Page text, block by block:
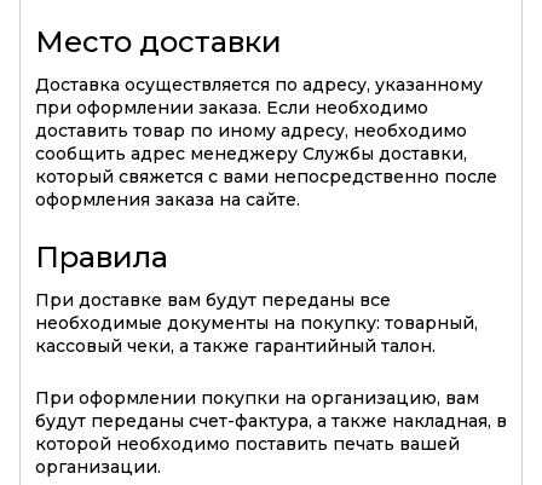
Место доставки
Доставка осуществляется по адресу, указанному
при оформлении заказа. Если необходимо
доставить товар по иному адресу, необходимо
сообщить адрес менеджеру Службы доставки,
который свяжется с вами непосредственно после
оформления заказа на сайте.
Правила
При доставке вам будут переданы все
необходимые документы на покупку: товарный,
кассовый чеки, а также гарантийный талон.
При оформлении покупки на организацию, вам
будут переданы счет-фактура, а также накладная, в
которой необходимо поставить печать вашей
организации.